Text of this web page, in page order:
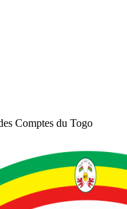
Comptes du Togo